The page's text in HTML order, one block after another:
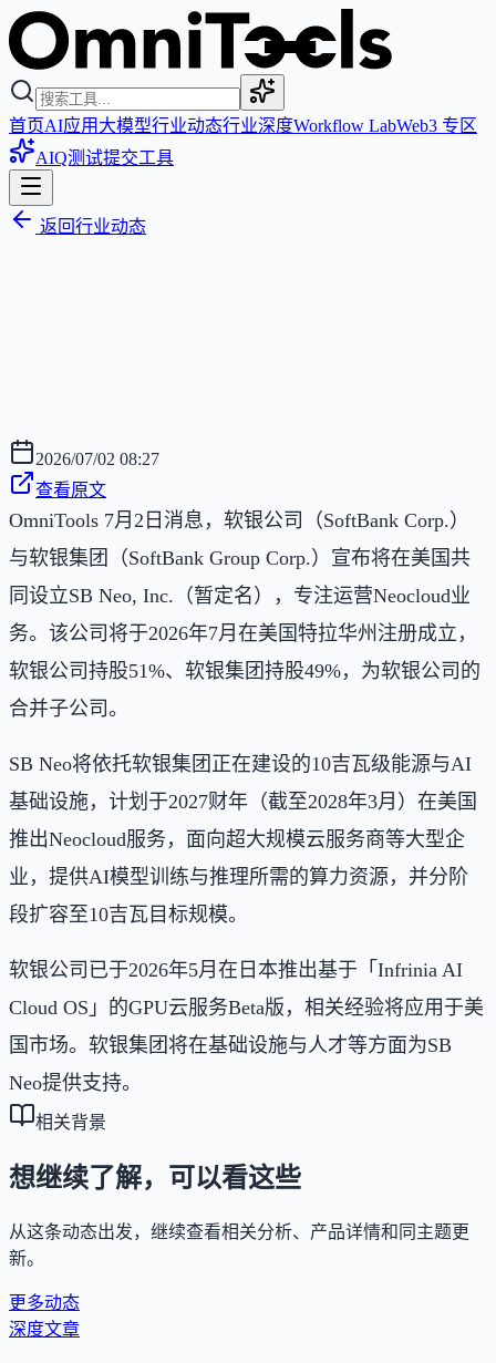
首页AI应用 大模型行业动态行业深度Workflow LabWeb3 专区
AIQ测试提交工具
返回行业动态
2026/07/02 08:27
查看原文
OmniTools 7月2日消息，软银公司（SoftBank Corp.）
与软银集团（SoftBank Group Corp.）宣布将在美国共
同设立SB Neo, Inc.（暂定名），专注运营Neocloud业
务。该公司将于2026年7月在美国特拉华州注册成立，
软银公司持股51%、软银集团持股49%，为软银公司的
合并子公司。
SB Neo将依托软银集团正在建设的10吉瓦级能源与AI
基础设施，计划于2027财年（截至2028年3月）在美国
推出Neocloud服务，面向超大规模云服务商等大型企
业，提供AI模型训练与推理所需的算力资源，并分阶
段扩容至10吉瓦目标规模。
软银公司已于2026年5月在日本推出基于「Infrinia AI
Cloud OS」的GPU云服务Beta版，相关经验将应用于美
国市场。软银集团将在基础设施与人才等方面为SB
Neo提供支持。
相关背景
想继续了解，可以看这些
从这条动态出发，继续查看相关分析、产品详情和同主题更
新。
更多动态
深度文章